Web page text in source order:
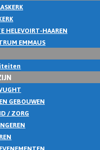
HELEVOIRT-HAAREN
EMMAUS
GEBOUWEN
/ ZORG